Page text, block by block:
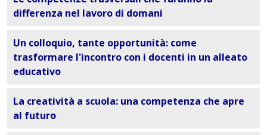
differenza nel lavoro di domani
Un colloquio, tante opportunità: come
trasformare l'incontro con i docenti in un alleato
educativo
La creatività a scuola: una competenza che apre
al futuro